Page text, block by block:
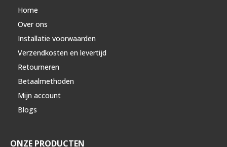
Home
Over ons
Installatie voorwaarden
Verzendkosten en levertijd
Retourneren
Betaalmethoden
Mijn account
Blogs
ONZE PRODUCTEN